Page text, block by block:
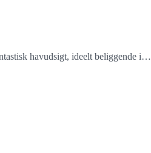
havudsigt, ideelt beliggende i…